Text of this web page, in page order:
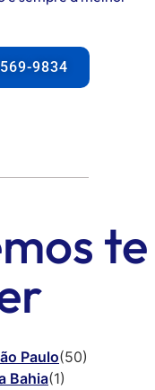
9834
te
Paulo(50)
Bahia(1)